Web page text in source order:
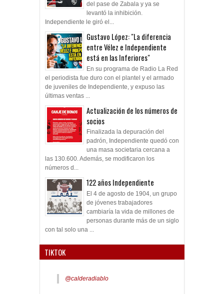
del pase de Zabala y ya se
levantó la inhibición.
Independiente le giró el...
Gustavo López: "La diferencia
entre Vélez e Independiente
está en las Inferiores"
En su programa de Radio La Red
el periodista fue duro con el plantel y el armado
de juveniles de Independiente, y expuso las
últimas ventas ...
Actualización de los números de
socios
Finalizada la depuración del
padrón, Independiente quedó con
una masa societaria cercana a
las 130.600. Además, se modificaron los
números d...
122 años Independiente
El 4 de agosto de 1904, un grupo
de jóvenes trabajadores
cambiaría la vida de millones de
personas durante más de un siglo
con tal solo una ...
TIKTOK
@calderadiablo